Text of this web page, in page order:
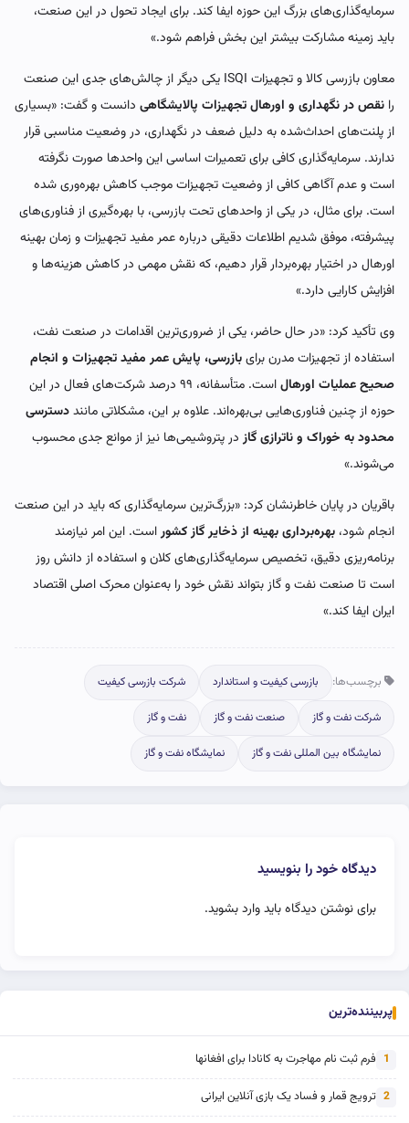
سرمایه‌گذاری‌های بزرگ این حوزه ایفا کند. برای ایجاد تحول در این صنعت،
باید زمینه مشارکت بیشتر این بخش فراهم شود.»
معاون بازرسی کالا و تجهیزات ISQI یکی دیگر از چالش‌های جدی این صنعت
را نقص در نگهداری و اورهال تجهیزات پالایشگاهی دانست و گفت: «بسیاری
از پلنت‌های احداث‌شده به دلیل ضعف در نگهداری، در وضعیت مناسبی قرار
ندارند. سرمایه‌گذاری کافی برای تعمیرات اساسی این واحدها صورت نگرفته
است و عدم آگاهی کافی از وضعیت تجهیزات موجب کاهش بهره‌وری شده
است. برای مثال، در یکی از واحدهای تحت بازرسی، با بهره‌گیری از فناوری‌های
پیشرفته، موفق شدیم اطلاعات دقیقی درباره عمر مفید تجهیزات و زمان بهینه
اورهال در اختیار بهره‌بردار قرار دهیم، که نقش مهمی در کاهش هزینه‌ها و
افزایش کارایی دارد.»
وی تأکید کرد: «در حال حاضر، یکی از ضروری‌ترین اقدامات در صنعت نفت،
استفاده از تجهیزات مدرن برایبازرسی، پایش عمر مفید تجهیزات و انجام
صحیح عملیات اورهال
است. متأسفانه، ۹۹ درصد شرکت‌های فعال در این
حوزه از چنین فناوری‌هایی بی‌بهره‌اند. علاوه بر این، مشکلاتی ماننددسترسی
محدود به خوراک و ناترازی گازدر پتروشیمی‌ها نیز از موانع جدی محسوب
می‌شوند.»
باقریان در پایان خاطرنشان کرد: «بزرگ‌ترین سرمایه‌گذاری که باید در این صنعت
انجام شود، بهره‌برداری بهینه از ذخایر گاز کشوراست. این امر نیازمند
برنامه‌ریزی دقیق، تخصیص سرمایه‌گذاری‌های کلان و استفاده از دانش روز
است تا صنعت نفت و گاز بتواند نقش خود را به‌عنوان محرک اصلی اقتصاد
ایران ایفا کند.»
برچسب‌ها: بازرسی کیفیت و استاندارد شرکت بازرسی کیفیت
شرکت نفت و گاز صنعت نفت و گاز نفت و گاز
نمایشگاه بین المللی نفت و گاز نمایشگاه نفت و گاز
دیدگاه خود را بنویسید
برای نوشتن دیدگاه بایدوارد بشوید.
پربیننده‌ترین
1 فرم ثبت نام مهاجرت به کانادا برای افغانها
2 ترویج قمار و فساد یک بازی آنلاین ایرانی